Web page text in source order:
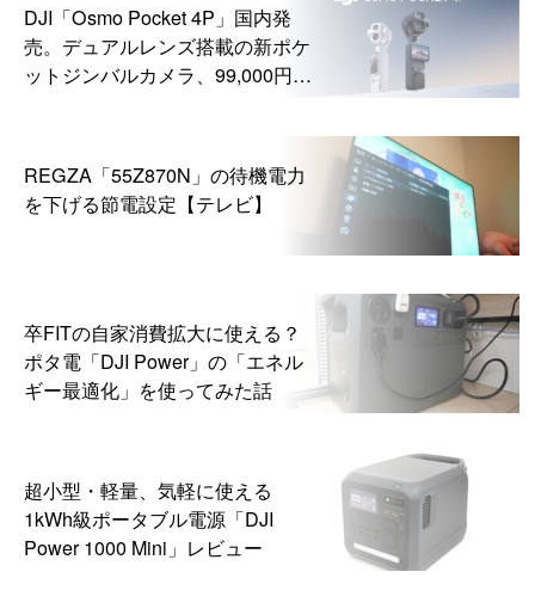
DJI「Osmo Pocket 4P」国内発
売。デュアルレンズ搭載の新ポケ
ットジンバルカメラ、99,000円か
REGZA「55Z870N」の待機電力
を下げる節電設定【テレビ】
卒FITの自家消費拡大に使える？
ポタ電「DJI Power」の「エネル
ギー最適化」を使ってみた話
超小型・軽量、気軽に使える
1kWh級ポータブル電源「DJI
Power 1000 Mini」レビュー